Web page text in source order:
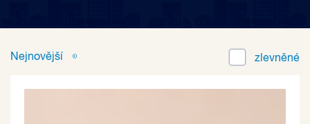
Nejnovější zlevněné